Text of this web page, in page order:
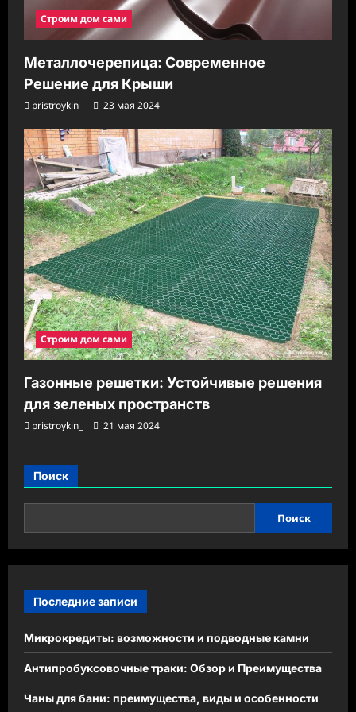
Строим дом сами
Металлочерепица: Современное
Решение для Крыши
pristroykin_ 23 мая 2024
Строим дом сами
Газонные решетки: Устойчивые решения
для зеленых пространств
pristroykin_ 21 мая 2024
Поиск
Поиск
Последние записи
Микрокредиты: возможности и подводные камни
Антипробуксовочные траки: Обзор и Преимущества
Чаны для бани: преимущества, виды и особенности